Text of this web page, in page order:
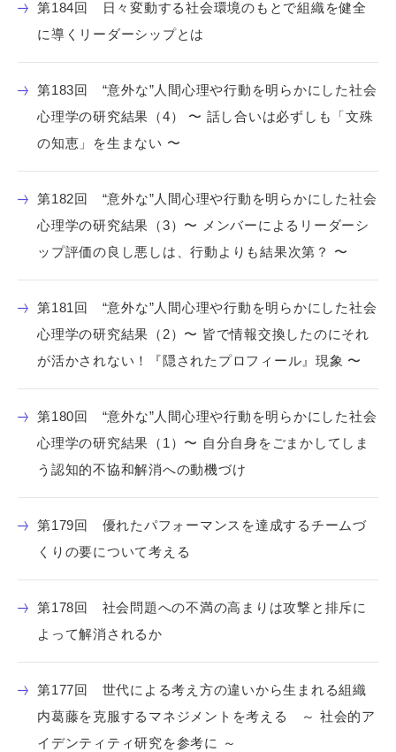
第184回 日々変動する社会環境のもとで組織を健全
に導くリーダーシップとは
第183回 “意外な”人間心理や行動を明らかにした社会
心理学の研究結果（4） 〜 話し合いは必ずしも「文殊
の知恵」を生まない 〜
第182回 “意外な”人間心理や行動を明らかにした社会
心理学の研究結果（3）〜 メンバーによるリーダーシ
ップ評価の良し悪しは、行動よりも結果次第？ 〜
第181回 “意外な”人間心理や行動を明らかにした社会
心理学の研究結果（2）〜 皆で情報交換したのにそれ
が活かされない！『隠されたプロフィール』現象 〜
第180回 “意外な”人間心理や行動を明らかにした社会
心理学の研究結果（1）〜 自分自身をごまかしてしま
う認知的不協和解消への動機づけ
第179回 優れたパフォーマンスを達成するチームづ
くりの要について考える
第178回 社会問題への不満の高まりは攻撃と排斥に
よって解消されるか
第177回 世代による考え方の違いから生まれる組織
内葛藤を克服するマネジメントを考える ～ 社会的ア
イデンティティ研究を参考に ～